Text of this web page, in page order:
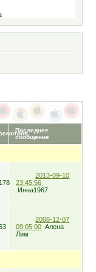
Последнее
сообщение
2013-09-10
23:45:56
Инна1967
2008-12-07
09:05:00 Алена
Лим